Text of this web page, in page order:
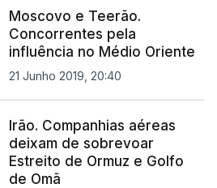
Moscovo e Teerão.
Concorrentes pela
influência no Médio Oriente
21 Junho 2019, 20:40
Irão. Companhias aéreas
deixam de sobrevoar
Estreito de Ormuz e Golfo
de Omã